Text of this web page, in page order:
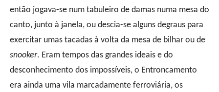
então jogava-se num tabuleiro de damas numa mesa do
canto, junto à janela, ou descia-se alguns degraus para
exercitar umas tacadas à volta da mesa de bilhar ou de
snooker. Eram tempos das grandes ideais e do
desconhecimento dos impossíveis, o Entroncamento
era ainda uma vila marcadamente ferroviária, os